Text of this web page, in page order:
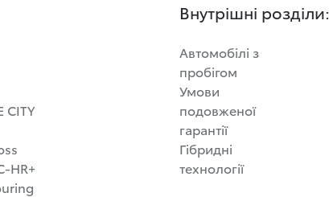
CITY
HR+
Внутрішні розділи:
Автомобілі з
пробігом
Умови
подовженої
гарантії
Гібридні
технології